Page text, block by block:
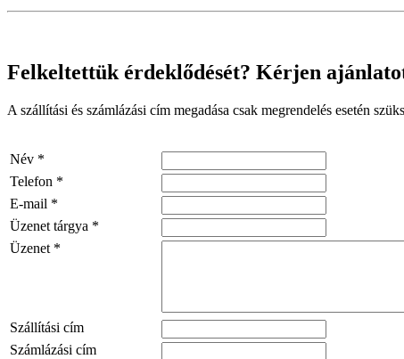
Felkeltettük érdeklődését? Kérjen
A szállítási és számlázási cím megadása csak megrendelés esetén
Név *
Telefon *
E-mail *
Üzenet tárgya *
Üzenet *
Szállítási cím
Számlázási cím